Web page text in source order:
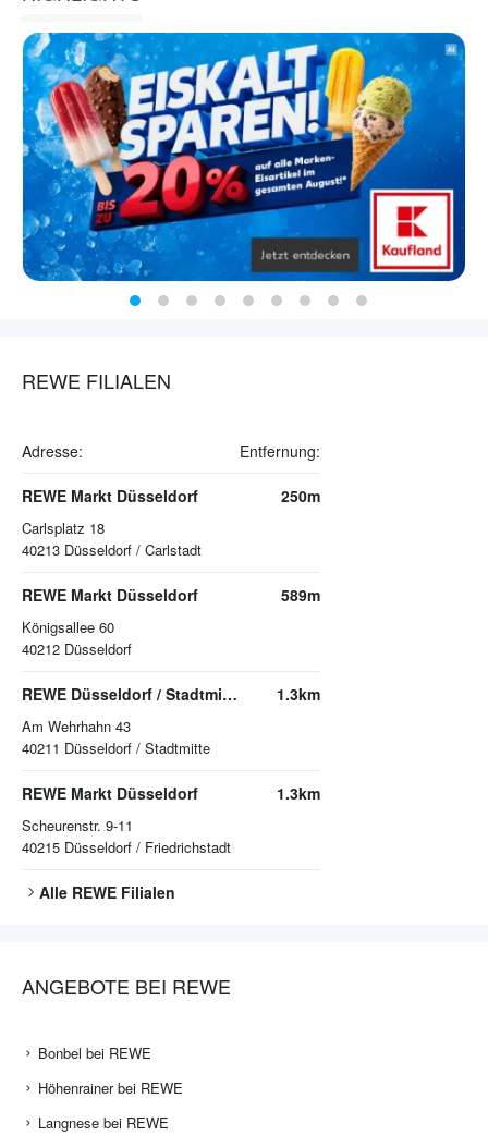
REWE FILIALEN
Adresse: Entfernung:
REWE Markt Düsseldorf
Carlsplatz 18
40213 Düsseldorf / Carlstadt
250m
REWE Markt Düsseldorf
Königsallee 60
40212 Düsseldorf
589m
REWE Düsseldorf / Stadtmitte
Am Wehrhahn 43
40211 Düsseldorf / Stadtmitte
1.3km
REWE Markt Düsseldorf
Scheurenstr. 9-11
40215 Düsseldorf / Friedrichstadt
1.3km
Alle REWE Filialen
ANGEBOTE BEI REWE
Bonbel bei REWE
Höhenrainer bei REWE
Langnese bei REWE